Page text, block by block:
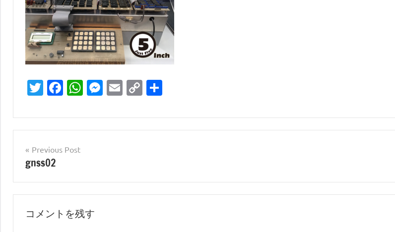
Twitter
Facebook
WhatsApp
Messenger
Email
Copy
投
稿
ナ
ビ
ゲ
Previous Post
gnss02
コメントを残す